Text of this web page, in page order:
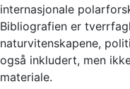
internasjonale
Bibliografien er
naturvitenskapene,
også inkludert, men
materiale.